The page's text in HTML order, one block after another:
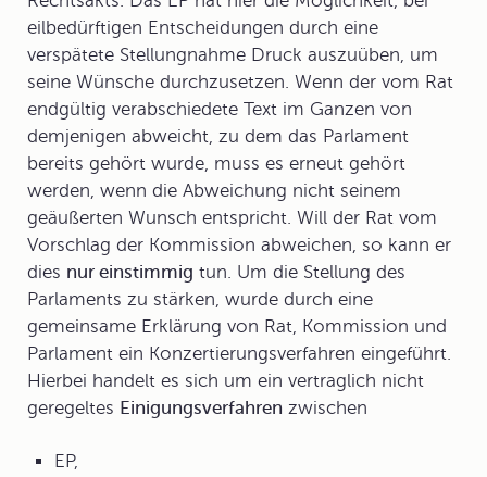
eilbedürftigen Entscheidungen durch eine
verspätete Stellungnahme Druck auszuüben, um
seine Wünsche durchzusetzen. Wenn der vom Rat
endgültig verabschiedete Text im Ganzen von
demjenigen abweicht, zu dem das Parlament
bereits gehört wurde, muss es erneut gehört
werden, wenn die Abweichung nicht seinem
geäußerten Wunsch entspricht. Will der Rat vom
Vorschlag der Kommission abweichen, so kann er
dies nur einstimmig tun. Um die Stellung des
Parlaments zu stärken, wurde durch eine
gemeinsame Erklärung von Rat, Kommission und
Parlament ein Konzertierungsverfahren eingeführt.
Hierbei handelt es sich um ein vertraglich nicht
geregeltes Einigungsverfahren zwischen
EP,